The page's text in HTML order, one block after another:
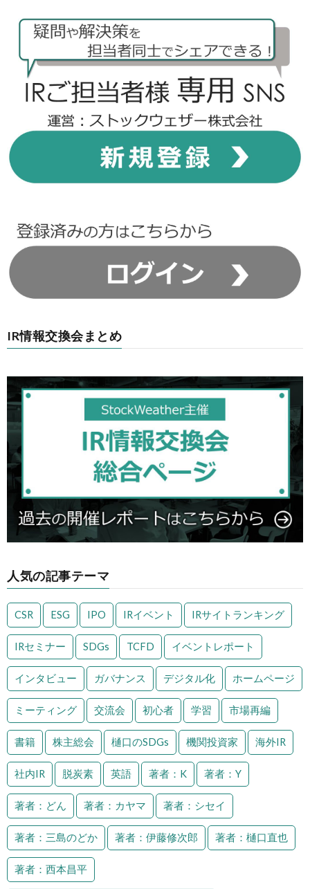
IR情報交換会まとめ
人気の記事テーマ
CSR ESG IPO IRイベント IRサイトランキング
IRセミナー SDGs TCFD イベントレポート
インタビュー ガバナンス デジタル化 ホームページ
ミーティング 交流会 初心者 学習 市場再編
書籍 株主総会 樋口のSDGs 機関投資家 海外IR
社内IR 脱炭素 英語 著者：K 著者：Y
著者：どん 著者：カヤマ 著者：シセイ
著者：三島のどか 著者：伊藤修次郎 著者：樋口直也
著者：西本昌平